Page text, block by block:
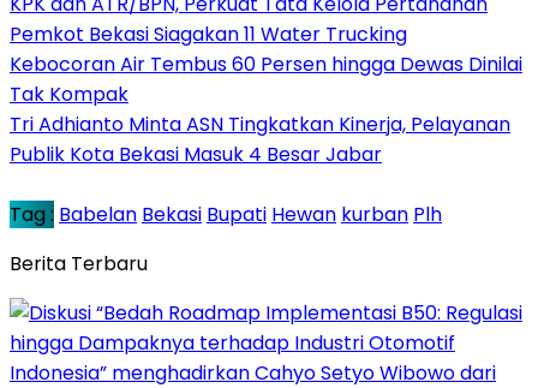
Pemkot Bekasi Siagakan 11 Water Trucking
Kebocoran Air Tembus 60 Persen hingga Dewas Dinilai
Tak Kompak
Tri Adhianto Minta ASN Tingkatkan Kinerja, Pelayanan
Publik Kota Bekasi Masuk 4 Besar Jabar
Tag : Babelan Bekasi Bupati Hewan kurban Plh
Berita Terbaru